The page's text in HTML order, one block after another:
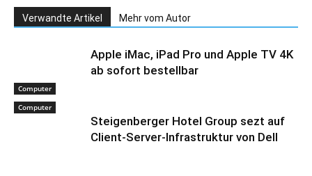
Verwandte Artikel Mehr vom Autor
Computer
Apple iMac, iPad Pro und Apple TV 4K
ab sofort bestellbar
Computer
Steigenberger Hotel Group sezt auf
Client-Server-Infrastruktur von Dell